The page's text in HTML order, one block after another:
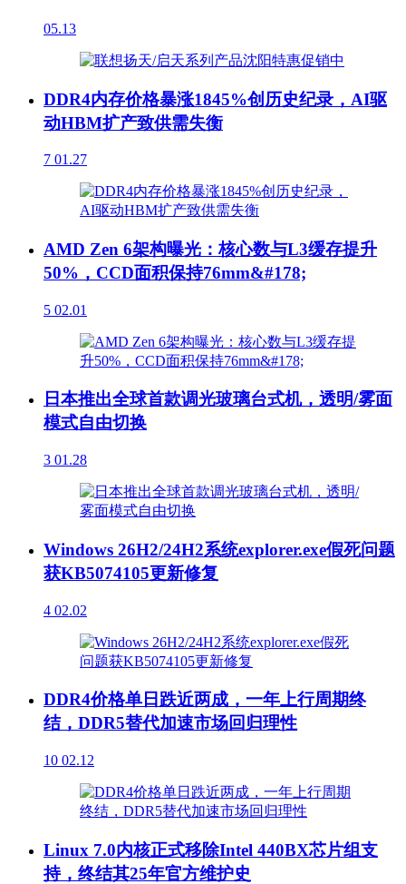
05.13
DDR4内存价格暴涨1845%创历史纪录，AI驱
动HBM扩产致供需失衡
7 01.27
AMD Zen 6架构曝光：核心数与L3缓存提升
50%，CCD面积保持76mm&#178;
5 02.01
日本推出全球首款调光玻璃台式机，透明/雾面
模式自由切换
3 01.28
Windows 26H2/24H2系统explorer.exe假死问题
获KB5074105更新修复
4 02.02
DDR4价格单日跌近两成，一年上行周期终
结，DDR5替代加速市场回归理性
10 02.12
Linux 7.0内核正式移除Intel 440BX芯片组支
持，终结其25年官方维护史